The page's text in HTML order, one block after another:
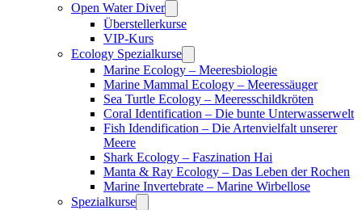
Open Water Diver
Überstellerkurse
VIP-Kurs
Ecology Spezialkurse
Marine Ecology – Meeresbiologie
Marine Mammal Ecology – Meeressäuger
Sea Turtle Ecology – Meeresschildkröten
Coral Identification – Die bunte Unterwasserwelt
Fish Idendification – Die Artenvielfalt unserer
Meere
Shark Ecology – Faszination Hai
Manta & Ray Ecology – Das Leben der Rochen
Marine Invertebrate – Marine Wirbellose
Spezialkurse